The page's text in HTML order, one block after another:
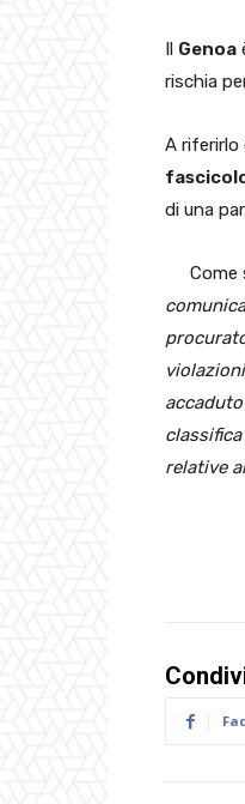
Il Genoa
rischia
A riferirlo
di una
Come
relative